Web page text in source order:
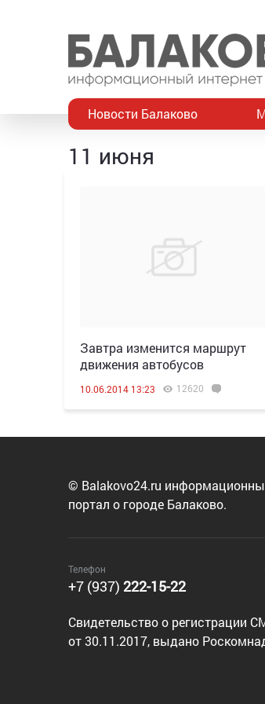
Новости Балаково
11 июня
Завтра изменится маршрут
движения автобусов
10.06.2014 13:23 12620
© Balakovo24.ru
портал о городе Балаково.
Телефон
+7 (937) 222-15-22
Cвидетельство о
от 30.11.2017, выдано